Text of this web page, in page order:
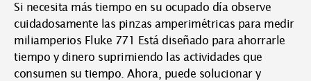
Si necesita más tiempo en su ocupado día observe
cuidadosamente las pinzas amperimétricas para medir
miliamperios Fluke 771 Está diseñado para ahorrarle
tiempo y dinero suprimiendo las actividades que
consumen su tiempo. Ahora, puede solucionar y